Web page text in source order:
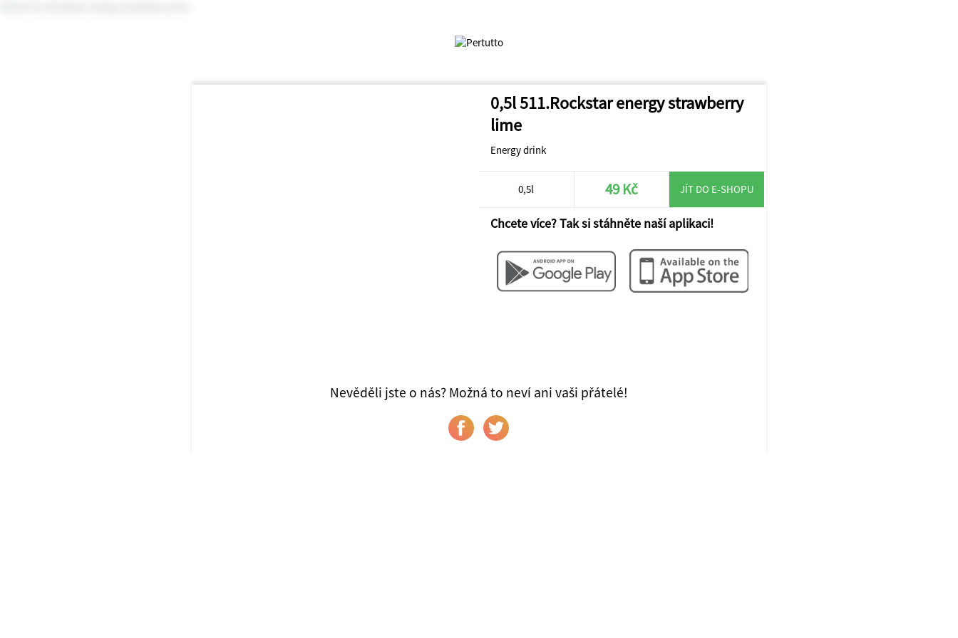
0,5l 511.Rockstar energy strawberry
lime
Energy drink
0,5l 49 Kč JÍT DO E-SHOPU
Chcete více? Tak si stáhněte naší aplikaci!
Nevěděli jste o nás? Možná to neví ani vaši přátelé!